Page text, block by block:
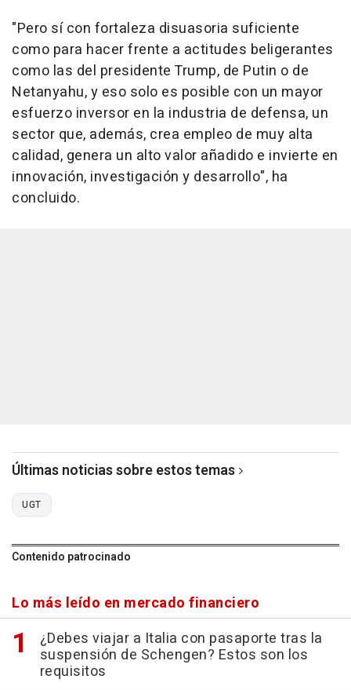
"Pero sí con fortaleza disuasoria suficiente
como para hacer frente a actitudes beligerantes
como las del presidente Trump, de Putin o de
Netanyahu, y eso solo es posible con un mayor
esfuerzo inversor en la industria de defensa, un
sector que, además, crea empleo de muy alta
calidad, genera un alto valor añadido e invierte en
innovación, investigación y desarrollo", ha
concluido.
Últimas noticias sobre estos temas
UGT
Contenido patrocinado
Lo más leído en mercado financiero
¿Debes viajar a Italia con pasaporte tras la
suspensión de Schengen? Estos son los
requisitos